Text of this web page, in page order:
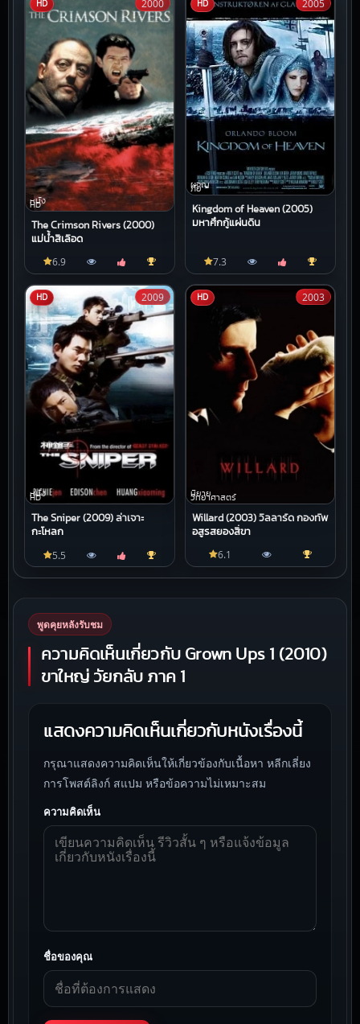
HD
หนัง
HD
The Crimson Rivers (2000)
แม่น้ำสีเลือด
2000
6.9
HD
ผจญ
ภัย
Kingdom of Heaven (2005)
มหาศึกกู้แผ่นดิน
2005
7.3
HD
หนัง
HD
The Sniper (2009) ล่าเจาะ
กะโหลก
2009
5.5
HD
นิยาย
วิทยาศาสตร์
Willard (2003) วิลลาร์ด กองทัพ
อสูรสยองสี่ขา
2003
6.1
พูดคุยหลังรับชม
ความคิดเห็นเกี่ยวกับ Grown Ups 1 (2010)
ขาใหญ่ วัยกลับ ภาค 1
แสดงความคิดเห็นเกี่ยวกับหนังเรื่องนี้
กรุณาแสดงความคิดเห็นให้เกี่ยวข้องกับเนื้อหา หลีกเลี่ยง
การโพสต์ลิงก์ สแปม หรือข้อความไม่เหมาะสม
ความคิดเห็น
ชื่อของคุณ